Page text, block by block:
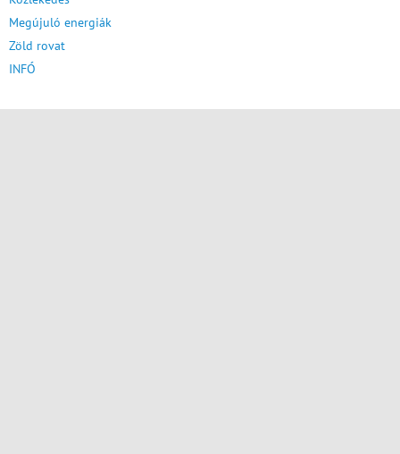
Megújuló energiák
Zöld rovat
INFÓ